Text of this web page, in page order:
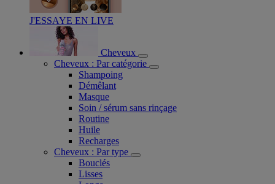
J'ESSAYE EN LIVE
Cheveux
Cheveux : Par catégorie
Shampoing
Démêlant
Masque
Soin / sérum sans rinçage
Routine
Huile
Recharges
Cheveux : Par type
Bouclés
Lisses